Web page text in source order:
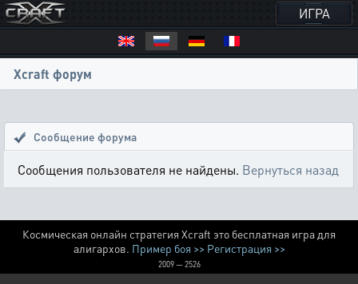
ИГРА
Xcraft форум
Сообщение форума
Сообщения пользователя не найдены. Вернуться назад
Космическая онлайн стратегия Xcraft это бесплатная игра для
алигархов. Пример боя >> Регистрация >>
2009 — 2526